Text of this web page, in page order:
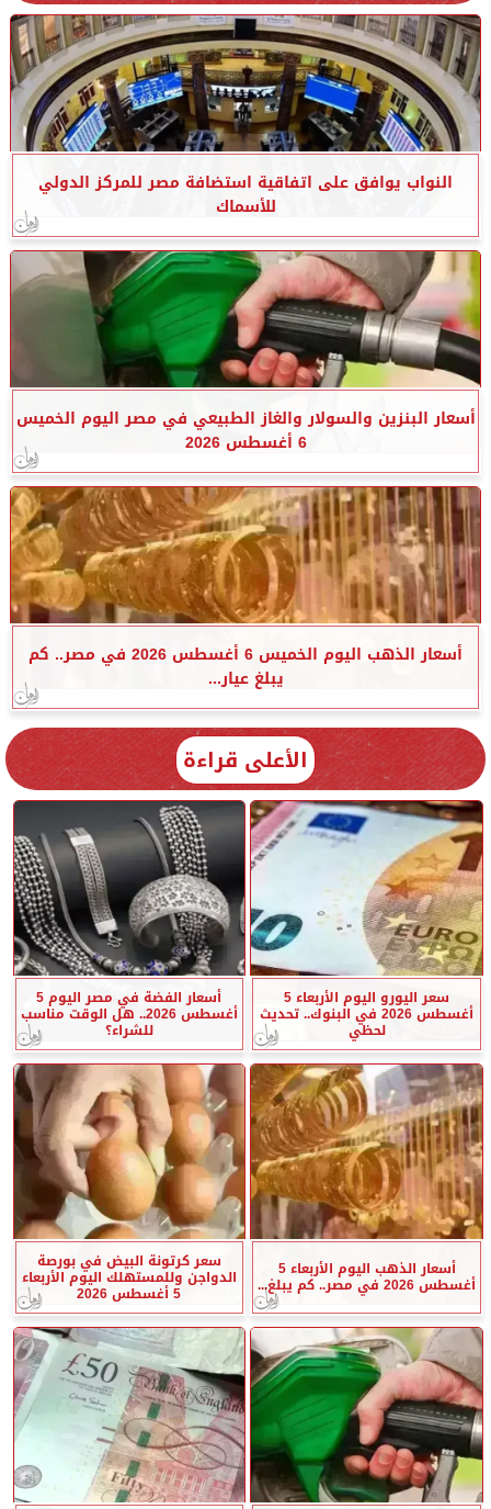
النواب يوافق على اتفاقية استضافة مصر للمركز الدولي
للأسماك
أسعار البنزين والسولار والغاز الطبيعي في مصر اليوم الخميس
6 أغسطس 2026
أسعار الذهب اليوم الخميس 6 أغسطس 2026 في مصر.. كم
يبلغ عيار...
الأعلى قراءة
سعر اليورو اليوم الأربعاء 5
أغسطس 2026 في البنوك.. تحديث
لحظي
أسعار الفضة في مصر اليوم 5
أغسطس 2026.. هل الوقت مناسب
للشراء؟
أسعار الذهب اليوم الأربعاء 5
أغسطس 2026 في مصر.. كم يبلغ...
سعر كرتونة البيض في بورصة
الدواجن وللمستهلك اليوم الأربعاء
5 أغسطس 2026